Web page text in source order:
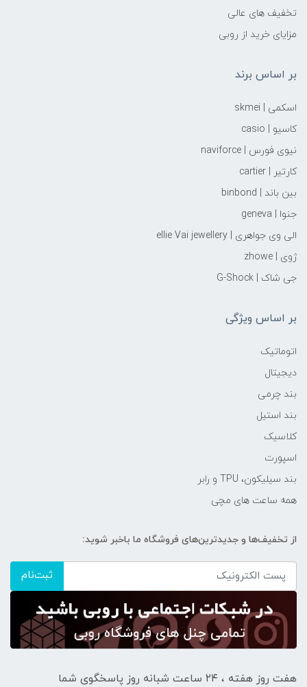
تخفیف های عالی
مزایای خرید از روبی
بر اساس برند
اسکمی | skmei
کاسیو | casio
نیوی فورس | naviforce
کارتیر | cartier
بین باند | binbond
جنوا | geneva
الی وی جواهری | ellie Vai‌ jewellery
ژوی | zhowe
جی شاک | G-Shock
بر اساس ویژگی
اتوماتیک
دیجیتال
بند چرمی
بند استیل
کلاسیک
اسپورت
بند سیلیکون، TPU و رابر
همه ساعت های مچی
از تخفیف‌ها و جدیدترین‌های فروشگاه ما باخبر شوید:
ثبت‌نام
هفت روز هفته ، ۲۴ ساعت شبانه‌ روز پاسخگوی شما